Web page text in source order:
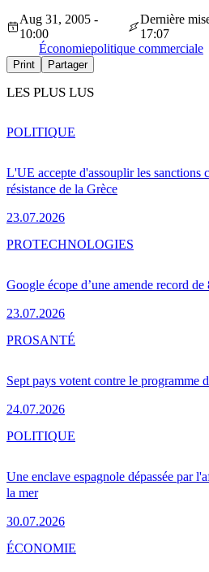
Aug 31, 2005 -
10:00
Dernière
17:07
Économiepolitique commerciale
Print Partager
LES PLUS LUS
L'UE accepte d'assouplir les sanctions
résistance de la Grèce
23.07.2026
POLITIQUE
Google écope d’une amende record
23.07.2026
PROTECHNOLOGIES
Sept pays votent contre le programme
24.07.2026
PROSANTÉ
Une enclave espagnole dépassée par
la mer
30.07.2026
POLITIQUE
ÉCONOMIE